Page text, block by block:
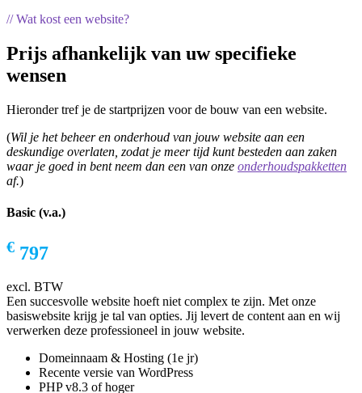
// Wat kost een website?
Prijs afhankelijk van uw specifieke
wensen
Hieronder tref je de startprijzen voor de bouw van een website.
(Wil je het beheer en onderhoud van jouw website aan een
deskundige overlaten, zodat je meer tijd kunt besteden aan zaken
waar je goed in bent neem dan een van onze onderhoudspakketten
af.)
Basic (v.a.)
€ 797
excl. BTW
Een succesvolle website hoeft niet complex te zijn. Met onze
basiswebsite krijg je tal van opties. Jij levert de content aan en wij
verwerken deze professioneel in jouw website.
Domeinnaam & Hosting (1e jr)
Recente versie van WordPress
PHP v8.3 of hoger